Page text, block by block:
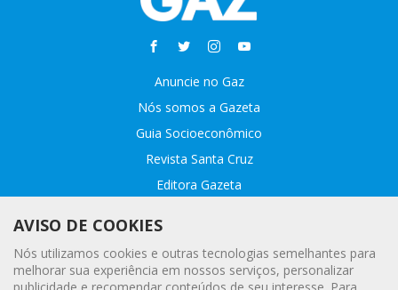
Anuncie no Gaz
Nós somos a Gazeta
Guia Socioeconômico
Revista Santa Cruz
Editora Gazeta
Fale conosco
Webmail
AVISO DE COOKIES
Nós utilizamos cookies e outras tecnologias semelhantes para
melhorar sua experiência em nossos serviços, personalizar